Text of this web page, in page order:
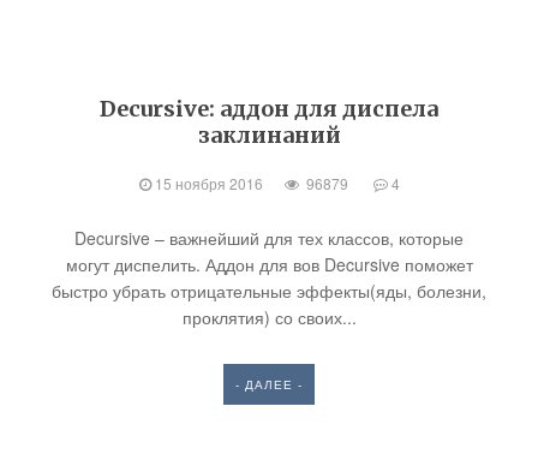
Decursive: аддон для диспела
заклинаний
15 ноября 2016 96879 4
Decursive – важнейший для тех классов, которые
могут диспелить. Аддон для вов Decursive поможет
быстро убрать отрицательные эффекты(яды, болезни,
проклятия) со своих...
- ДАЛЕЕ -